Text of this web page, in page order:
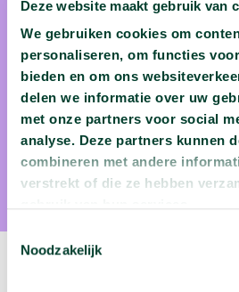
Deze website maakt gebruik van
We gebruiken cookies om
personaliseren, om functies
bieden en om ons
delen we informatie over uw
met onze partners voor social
analyse. Deze partners kunnen
combineren met andere
verstrekt of die ze hebben
Toestemmingsselectie
Noodzakelijk
Dr. Alithe van
Alithe van den Akker is pedagoog
Amsterdam